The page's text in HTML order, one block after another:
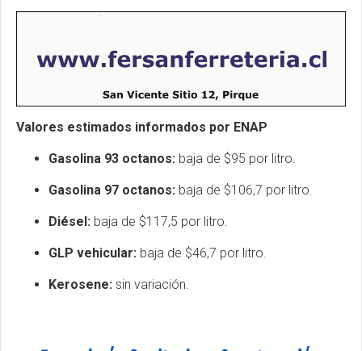
Valores estimados informados por ENAP
Gasolina 93 octanos: baja de $95 por litro.
Gasolina 97 octanos: baja de $106,7 por litro.
Diésel: baja de $117,5 por litro.
GLP vehicular: baja de $46,7 por litro.
Kerosene: sin variación.